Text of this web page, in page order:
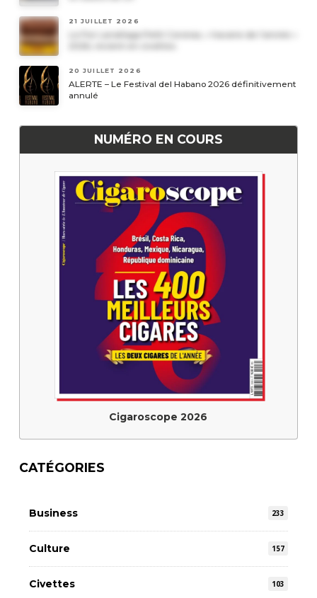
21 JUILLET 2026
Le Por Larrañaga Petit Coronas, « havane de l’année »
20 JUILLET 2026
ALERTE – Le Festival del Habano 2026 définitivement
annulé
NUMÉRO EN COURS
Cigaroscope 2026
CATÉGORIES
Business 233
Culture 157
Civettes 103